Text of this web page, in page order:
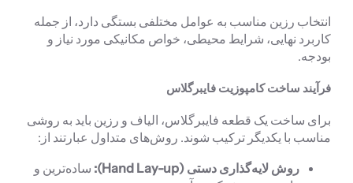
انتخاب رزین مناسب به عوامل مختلفی بستگی دارد، از جمله
کاربرد نهایی، شرایط محیطی، خواص مکانیکی مورد نیاز و
بودجه.
فرآیند ساخت کامپوزیت فایبرگلاس
برای ساخت یک قطعه فایبرگلاس، الیاف و رزین باید به روشی
مناسب با یکدیگر ترکیب شوند. روش‌های متداول عبارتند از:
روش لایه‌گذاری دستی (Hand Lay-up):
ساده‌ترین و